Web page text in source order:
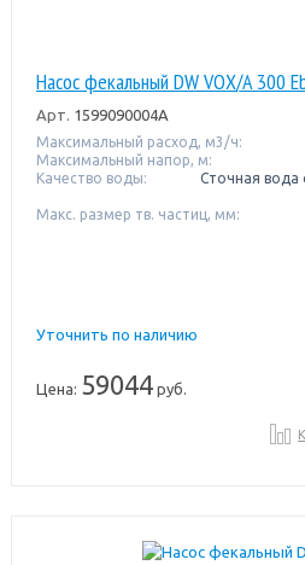
Насос фекальный DW VOX/A 300
Арт. 1599090004A
Максимальный расход, м3/ч:
Максимальный напор, м:
Качество воды:
Сточная вода
Макс. размер тв. частиц, мм:
Уточнить по наличию
Цена: 59044руб.